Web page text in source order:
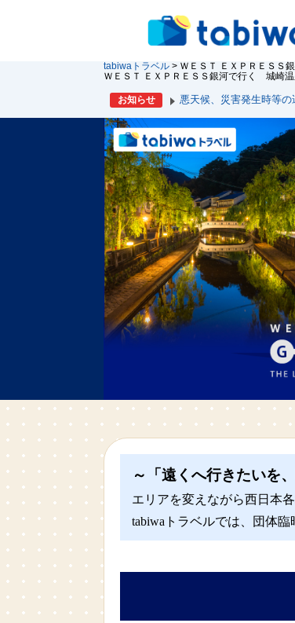
tabiwaトラベル > ＷＥＳＴ ＥＸＰＲＥＳＳ
ＷＥＳＴ ＥＸＰＲＥＳＳ銀河で行く 城崎温
お知らせ 悪天候、災害発生時等
～「遠くへ行きたいを
エリアを変えながら西日本
tabiwaトラベルでは、団体